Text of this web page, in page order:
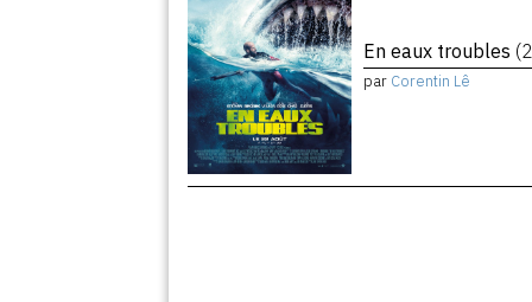
En eaux troubles
par Corentin Lê